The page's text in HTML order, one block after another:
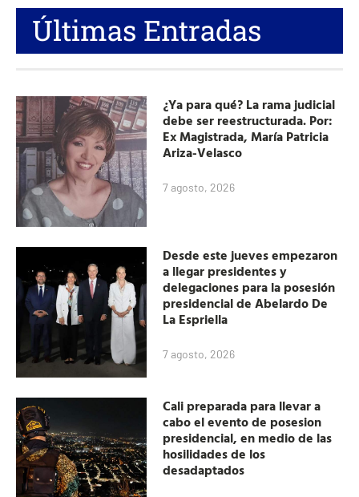
Últimas Entradas
¿Ya para qué? La rama judicial
debe ser reestructurada. Por:
Ex Magistrada, María Patricia
Ariza-Velasco
7 agosto, 2026
Desde este jueves empezaron
a llegar presidentes y
delegaciones para la posesión
presidencial de Abelardo De
La Espriella
7 agosto, 2026
Cali preparada para llevar a
cabo el evento de posesion
presidencial, en medio de las
hosilidades de los
desadaptados